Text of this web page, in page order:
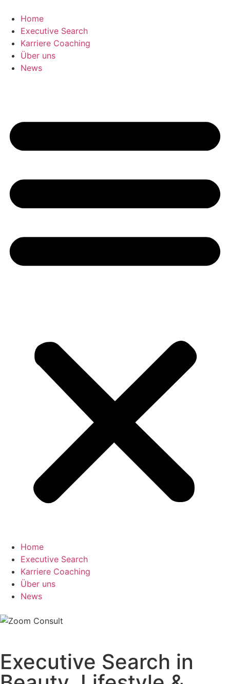
Home
Executive Search
Karriere Coaching
Über uns
News
Home
Executive Search
Karriere Coaching
Über uns
News
Executive Search in